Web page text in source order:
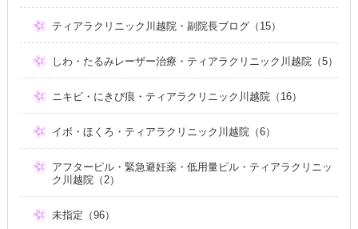
ティアラクリニック川越院・副院長ブログ（15）
しわ・たるみレーザー治療・ティアラクリニック川越院（5）
ニキビ・にきび痕・ティアラクリニック川越院（16）
イボ・ほくろ・ティアラクリニック川越院（6）
アフターピル・緊急避妊薬・低用量ピル・ティアラクリニッ
ク川越院（2）
未指定（96）